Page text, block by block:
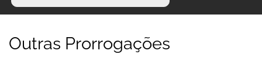
Outras Prorrogações